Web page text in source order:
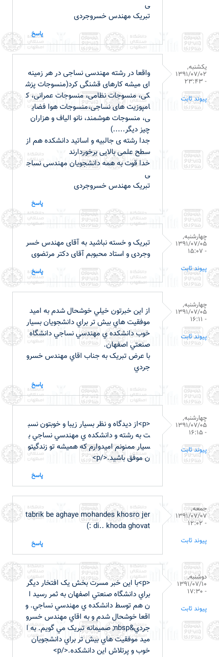
ی
تبریک مهندس خسروجردی
پاسخ
یکشنبه,
1391/07/02
- 23:43
پیوند ثابت
واقعا در رشته مهندسی نساجی در هر زمینه
ای میشه کارهای قشنگی کرد(منسوجات پزش
کی، منسوجات نظامی، منسوجات عمرانی، ک
امپوزیت های نساجی،منسوجات هوا فضای
ی، منسوجات هوشمند، نانو الیاف و هزاران
چیز دیگر.....)
جدا رشته ی جالبیه و اساتید دانشکده هم از
سطح علمی بالایی برخوردارند
خدا قوت به همه دانشجویان مهندسی نساج
ی
تبریک مهندس خسروجردی
پاسخ
چهارشنبه,
1391/07/05
- 15:07
پیوند ثابت
تبریک و خسته نباشید به آقای مهندس خسر
وجردی و استاد محبوبم آقای دکتر مرتضوی
پاسخ
چهارشنبه,
1391/07/05
- 16:11
پیوند ثابت
از اين خبرتون خيلي خوشحال شدم به اميد
موفقيت هاي بيش تر براي دانشجويان بسيار
خوب دانشکده ي مهندسي نساجي دانشگاه
صنعتي اصفهان.
با عرض تبريک به جناب اقاي مهندس خسرو
جردي
پاسخ
چهارشنبه,
1391/07/05
- 16:15
پیوند ثابت
<p>از ديدگاه و نظر بسيار زيبا و خوبتون نسب
ت به رشته و دانشکده ي مهندسي نساجي ب
سيار ممنونم اميدوارم که هميشه تو زندگيتو
ن موفق باشيد.</p>
پاسخ
جمعه,
1391/07/07
- 12:02
پیوند ثابت
tabrik be aghaye mohandes khosro jer
di.. khoda ghovat :)
پاسخ
دوشنبه,
1391/07/10
- 17:30
پیوند ثابت
<p>با اين خبر مسرت بخش يک افتخار ديگر
براي دانشگاه صنعتي اصفهان به ثمر رسيد ا
ن هم توسط دانشکده ي مهندسي نساجي. و
اقعا خوشحال شدم و به اقاي مهندس خسرو
جردي&nbsp; صميمانه تبريک مي گويم. به ا
ميد موفقيت هاي بيش تر براي دانشجويان
خوب و پرتلاش اين دانشکده.</p>